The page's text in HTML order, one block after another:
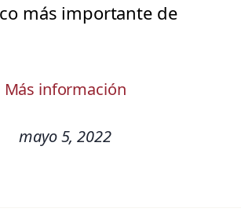
más importante de
Más información
mayo 5, 2022